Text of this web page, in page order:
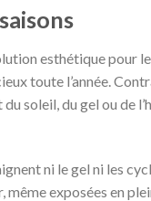
esthétique pour
toute l’année.
soleil, du gel ou de
ni le gel ni les
exposées en